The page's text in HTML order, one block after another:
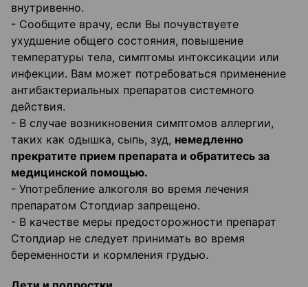
внутривенно.
- Сообщите врачу, если Вы почувствуете
ухудшение общего состояния, повышение
температуры тела, симптомы интоксикации или
инфекции. Вам может потребоваться применение
антибактериальных препаратов системного
действия.
- В случае возникновения симптомов аллергии,
таких как одышка, сыпь, зуд, немедленно
прекратите прием препарата и обратитесь за
медицинской помощью.
- Употребление алкоголя во время лечения
препаратом Стопдиар запрещено.
- В качестве меры предосторожности препарат
Стопдиар не следует принимать во время
беременности и кормления грудью.